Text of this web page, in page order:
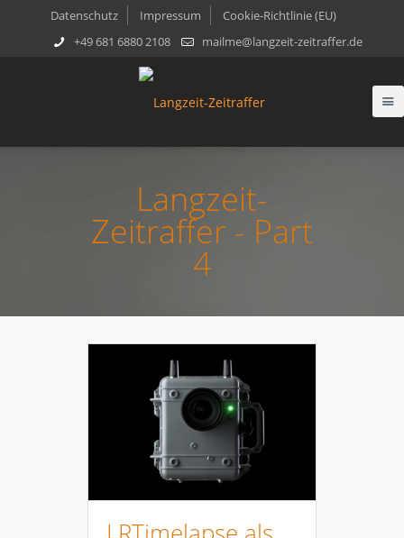
Datenschutz Impressum
Cookie-Richtlinie (EU)
+49 681 6880 2108
mailme@langzeit-zeitraffer.de
Langzeit-
Zeitraffer - Part
4